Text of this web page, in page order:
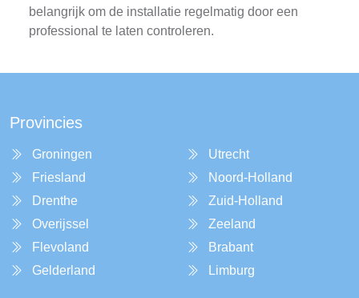
belangrijk om de installatie regelmatig door een
professional te laten controleren.
Provincies
Groningen
Friesland
Drenthe
Overijssel
Flevoland
Gelderland
Utrecht
Noord-Holland
Zuid-Holland
Zeeland
Brabant
Limburg